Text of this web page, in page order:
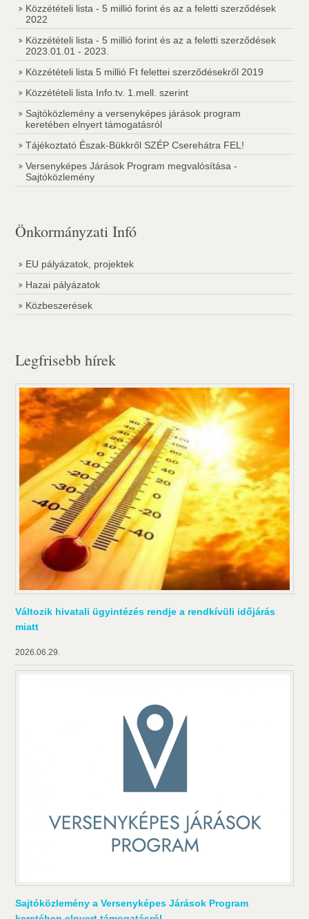
Közzétételi lista - 5 millió forint és az a feletti szerződések
2022
Közzétételi lista - 5 millió forint és az a feletti szerződések
2023.01.01 - 2023.
Közzétételi lista 5 millió Ft felettei szerződésekről 2019
Közzétételi lista Info.tv. 1.mell. szerint
Sajtóközlemény a versenyképes járások program
keretében elnyert támogatásról
Tájékoztató Észak-Bükkről SZÉP Cserehátra FEL!
Versenyképes Járások Program megvalósítása -
Sajtóközlemény
Önkormányzati Infó
EU pályázatok, projektek
Hazai pályázatok
Közbeszerések
Legfrisebb hírek
Változik hivatali ügyintézés rendje a rendkívüli időjárás
miatt
2026.06.29.
Sajtóközlemény a Versenyképes Járások Program